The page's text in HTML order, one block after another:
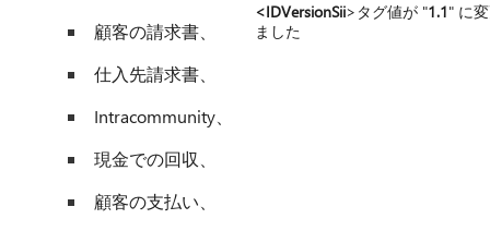
顧客の請求書、
仕入先請求書、
Intracommunity、
現金での回収、
顧客の支払い、
<IDVersionSii>タグ値が "1.1" に
ました